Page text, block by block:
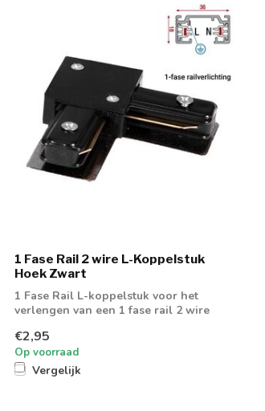
1 Fase Rail 2 wire L-Koppelstuk
Hoek Zwart
1 Fase Rail L-koppelstuk voor het
verlengen van een 1 fase rail 2 wire
€2,95
Op voorraad
Vergelijk